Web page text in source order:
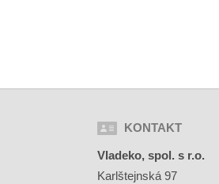
KONTAKT
Vladeko, spol. s r.o.
Karlštejnská 97